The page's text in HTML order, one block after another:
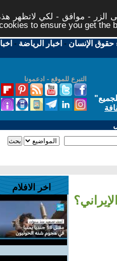
الزر - موافق - لكي لاتظهر
to ensure you get the
حقوق الإنسان - اخبار الرياضة -
التبرع للموقع - ادعمونا
"
اخر الافلام